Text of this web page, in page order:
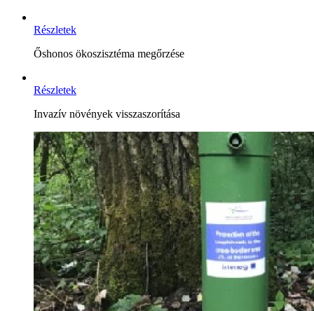
Részletek
Őshonos ökoszisztéma megőrzése
Részletek
Invazív növények visszaszorítása